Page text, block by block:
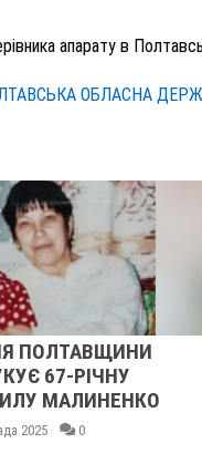
апарату в
ОБЛАСНА
ПОЛТАВЩИНИ
67-РІЧНУ
МАЛИНЕНКО
2025 0